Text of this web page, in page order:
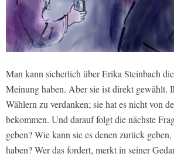
Man kann sicherlich über Erika Steinbach
Meinung haben. Aber sie ist direkt gewählt.
Wählern zu verdanken; sie hat es nicht von
bekommen. Und darauf folgt die nächste
geben? Wie kann sie es denen zurück
haben? Wer das fordert, merkt in seiner